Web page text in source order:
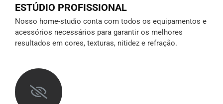
ESTÚDIO PROFISSIONAL
Nosso home-studio conta com todos os equipamentos e
acessórios necessários para garantir os melhores
resultados em cores, texturas, nitidez e refração.